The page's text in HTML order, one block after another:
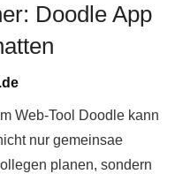
Doodle App
Web-Tool Doodle kann
nur gemeinsae
planen, sondern